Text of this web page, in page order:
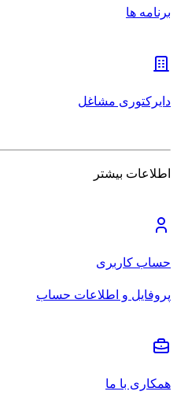
برنامه ها
دایرکتوری مشاغل
اطلاعات بیشتر
حساب کاربری
پروفایل و اطلاعات حساب
همکاری با ما